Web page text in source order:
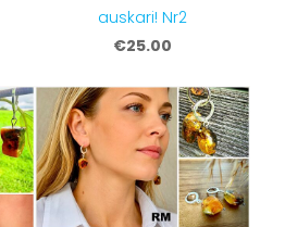
auskari! Nr2
€25.00